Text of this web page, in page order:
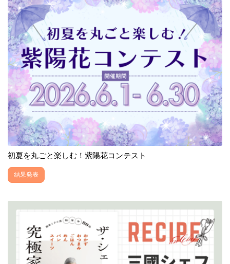
初夏を丸ごと楽しむ！紫陽花コンテスト
結果発表